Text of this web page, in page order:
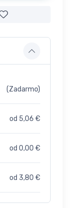
(Zadarmo)
od 5,06 €
od 0,00 €
od 3,80 €